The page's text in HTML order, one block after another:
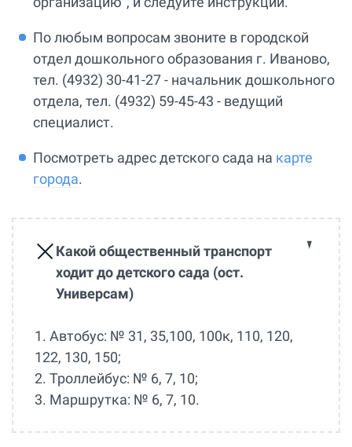
По любым вопросам звоните в городской
отдел дошкольного образования г. Иваново,
тел. (4932) 30-41-27 - начальник дошкольного
отдела, тел. (4932) 59-45-43 - ведущий
специалист.
Посмотреть адрес детского сада на карте
города.
Какой общественный транспорт
ходит до детского сада (ост.
Универсам)
1. Автобус: № 31, 35,100, 100к, 110, 120,
122, 130, 150;
2. Троллейбус: № 6, 7, 10;
3. Маршрутка: № 6, 7, 10.